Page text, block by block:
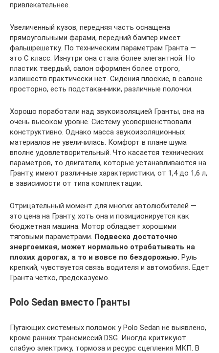
привлекательнее.
Увеличенный кузов, передняя часть оснащена
прямоугольными фарами, передний бампер имеет
фальшрешетку. По техническим параметрам Гранта —
это С класс. Изнутри она стала более элегантной. Но
пластик твердый, салон оформлен более строго,
излишеств практически нет. Сидения плоские, в салоне
просторно, есть подстаканники, различные полочки.
Хорошо поработали над звукоизоляцией Гранты, она на
очень высоком уровне. Систему усовершенствовали
конструктивно. Однако масса звукоизоляционных
материалов не увеличилась. Комфорт в плане шума
вполне удовлетворительный. Что касается технических
параметров, то двигатели, которые устанавливаются на
Гранту, имеют различные характеристики, от 1,4 до 1,6 л,
в зависимости от типа комплектации.
Отрицательный момент для многих автолюбителей —
это цена на Гранту, хоть она и позиционируется как
бюджетная машина. Мотор обладает хорошими
тяговыми параметрами. Подвеска достаточно
энергоемкая, может нормально отрабатывать на
плохих дорогах, а то и вовсе по бездорожью. Руль
крепкий, чувствуется связь водителя и автомобиля. Едет
Гранта четко, предсказуемо.
Polo Sedan вместо Гранты
Пугающих системных поломок у Polo Sedan не выявлено,
кроме ранних трансмиссий DSG. Иногда критикуют
слабую электрику, ­тормоза и ресурс сцепления МКП. В